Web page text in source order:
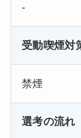
-
受動喫煙対
禁煙
選考の流れ